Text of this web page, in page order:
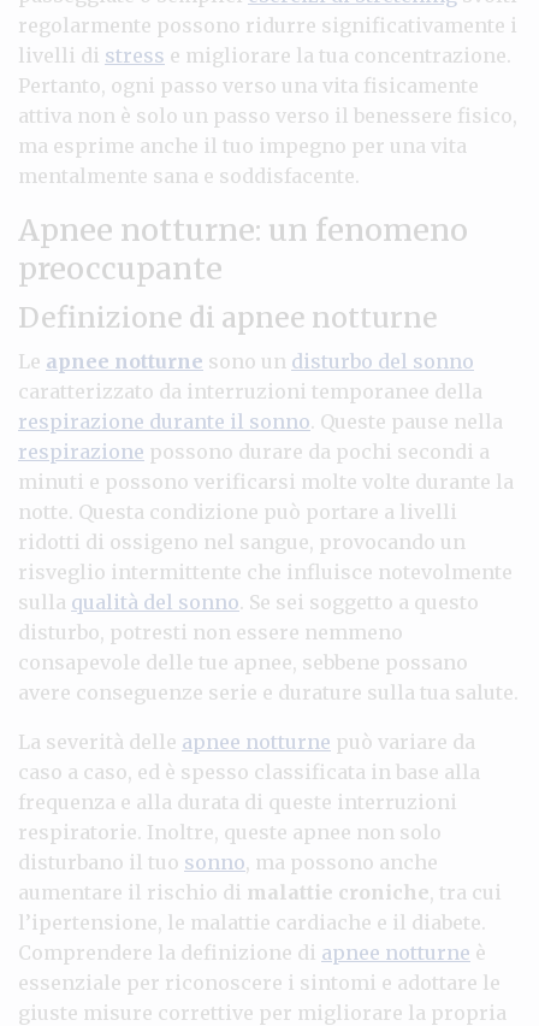
regolarmente possono ridurre significativamente i
livelli di stress e migliorare la tua concentrazione.
Pertanto, ogni passo verso una vita fisicamente
attiva non è solo un passo verso il benessere fisico,
ma esprime anche il tuo impegno per una vita
mentalmente sana e soddisfacente.
Apnee notturne: un fenomeno
preoccupante
Definizione di apnee notturne
Le apnee notturne sono un disturbo del sonno
caratterizzato da interruzioni temporanee della
respirazione durante il sonno. Queste pause nella
respirazione possono durare da pochi secondi a
minuti e possono verificarsi molte volte durante la
notte. Questa condizione può portare a livelli
ridotti di ossigeno nel sangue, provocando un
risveglio intermittente che influisce notevolmente
sulla qualità del sonno. Se sei soggetto a questo
disturbo, potresti non essere nemmeno
consapevole delle tue apnee, sebbene possano
avere conseguenze serie e durature sulla tua salute.
La severità delle apnee notturne può variare da
caso a caso, ed è spesso classificata in base alla
frequenza e alla durata di queste interruzioni
respiratorie. Inoltre, queste apnee non solo
disturbano il tuo sonno, ma possono anche
aumentare il rischio di malattie croniche, tra cui
l’ipertensione, le malattie cardiache e il diabete.
Comprendere la definizione di apnee notturne è
essenziale per riconoscere i sintomi e adottare le
giuste misure correttive per migliorare la propria